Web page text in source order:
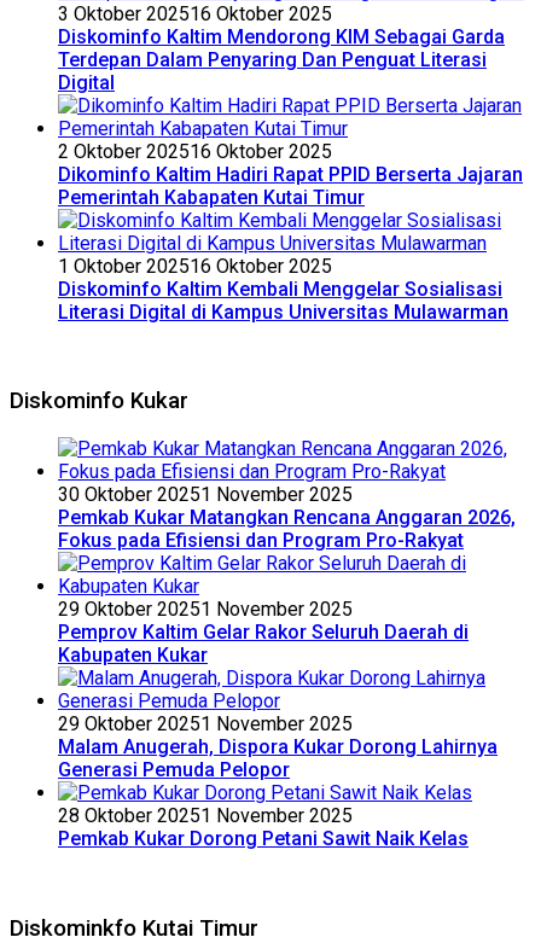
3 Oktober 202516 Oktober 2025
Diskominfo Kaltim Mendorong KIM Sebagai Garda
Terdepan Dalam Penyaring Dan Penguat Literasi
Digital
2 Oktober 202516 Oktober 2025
Dikominfo Kaltim Hadiri Rapat PPID Berserta Jajaran
Pemerintah Kabapaten Kutai Timur
1 Oktober 202516 Oktober 2025
Diskominfo Kaltim Kembali Menggelar Sosialisasi
Literasi Digital di Kampus Universitas Mulawarman
Diskominfo Kukar
30 Oktober 20251 November 2025
Pemkab Kukar Matangkan Rencana Anggaran 2026,
Fokus pada Efisiensi dan Program Pro-Rakyat
29 Oktober 20251 November 2025
Pemprov Kaltim Gelar Rakor Seluruh Daerah di
Kabupaten Kukar
29 Oktober 20251 November 2025
Malam Anugerah, Dispora Kukar Dorong Lahirnya
Generasi Pemuda Pelopor
28 Oktober 20251 November 2025
Pemkab Kukar Dorong Petani Sawit Naik Kelas
Diskominkfo Kutai Timur